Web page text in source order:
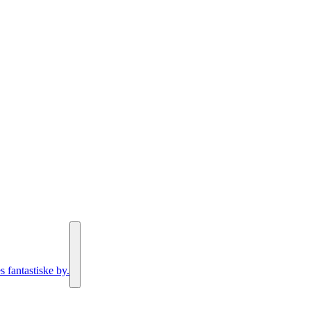
fantastiske by.